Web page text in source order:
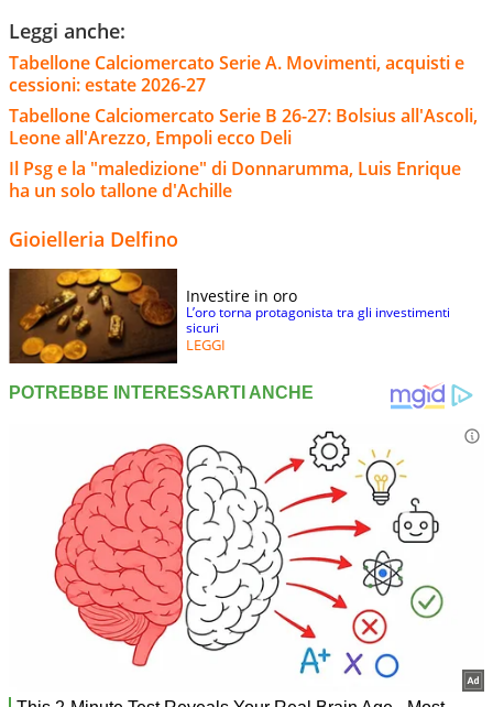
Leggi anche:
Tabellone Calciomercato Serie A. Movimenti, acquisti e
cessioni: estate 2026-27
Tabellone Calciomercato Serie B 26-27: Bolsius all'Ascoli,
Leone all'Arezzo, Empoli ecco Deli
Il Psg e la "maledizione" di Donnarumma, Luis Enrique
ha un solo tallone d'Achille
Gioielleria Delfino
Investire in oro
L’oro torna protagonista tra gli investimenti
sicuri
LEGGI